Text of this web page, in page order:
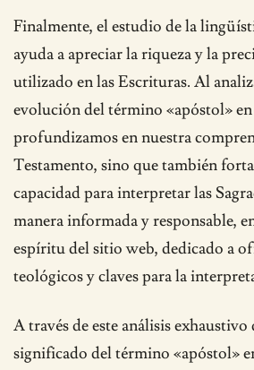
Finalmente, el estudio de la
ayuda a apreciar la riqueza y la
utilizado en las Escrituras. Al
evolución del término «apóstol»
profundizamos en nuestra
Testamento, sino que también
capacidad para interpretar las
manera informada y responsable,
espíritu del sitio web, dedicado a
teológicos y claves para la
A través de este análisis
significado del término «apóstol»